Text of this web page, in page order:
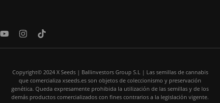
Y
u
I
s
g
r
a
T
k
o
k
Copyright© 2024 X Seeds | Ballinvestors Group S.L | Las semillas de cannabis
que comercializa xseeds.es son objetos de coleccionismo y preservación
genética. Queda expresamente prohibida la utilización de las semillas y de los
demás productos comercializados con fines contrarios a la legislación vigente.